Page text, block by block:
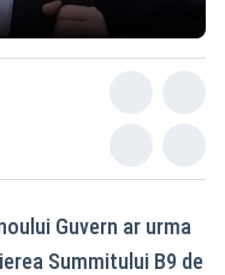
Guvern ar urma
Summitului B9 de